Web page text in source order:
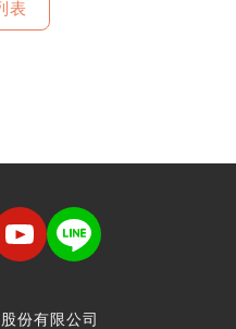
表
份有限公司